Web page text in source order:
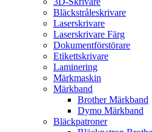
Bläckstråleskrivare
Laserskrivare
Laserskrivare Färg
Dokumentförstörare
Etikettskrivare
Laminering
Märkmaskin
Märkband
Brother Märkband
Dymo Märkband
Bläckpatroner